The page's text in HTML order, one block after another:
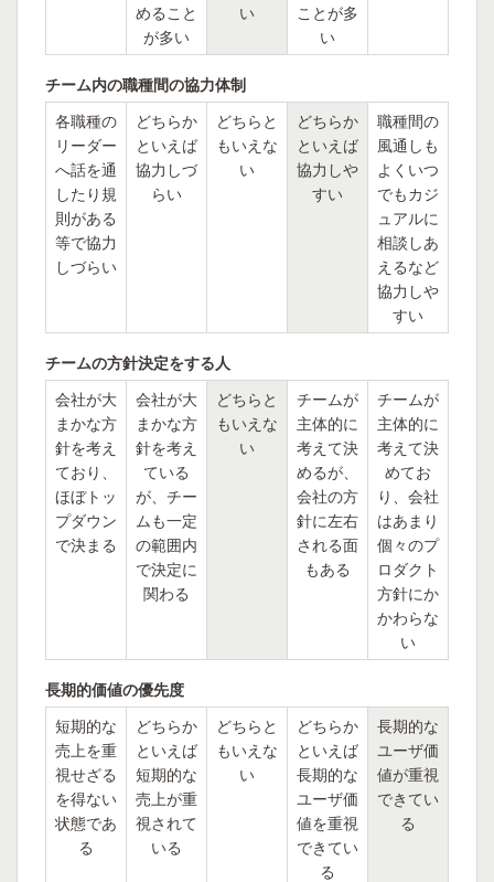
めること
が多い
い
ことが多
い
チーム内の職種間の協力体制
各職種の
リーダー
へ話を通
したり規
則がある
等で協力
しづらい
どちらか
といえば
協力しづ
らい
どちらと
もいえな
い
どちらか
といえば
協力しや
すい
職種間の
風通しも
よくいつ
でもカジ
ュアルに
相談しあ
えるなど
協力しや
すい
チームの方針決定をする人
会社が大
まかな方
針を考え
ており、
ほぼトッ
プダウン
で決まる
会社が大
まかな方
針を考え
ている
が、チー
ムも一定
の範囲内
で決定に
関わる
どちらと
もいえな
い
チームが
主体的に
考えて決
めるが、
会社の方
針に左右
される面
もある
チームが
主体的に
考えて決
めてお
り、会社
はあまり
個々のプ
ロダクト
方針にか
かわらな
い
長期的価値の優先度
短期的な
売上を重
視せざる
を得ない
状態であ
る
どちらか
といえば
短期的な
売上が重
視されて
いる
どちらと
もいえな
い
どちらか
といえば
長期的な
ユーザ価
値を重視
できてい
る
長期的な
ユーザ価
値が重視
できてい
る